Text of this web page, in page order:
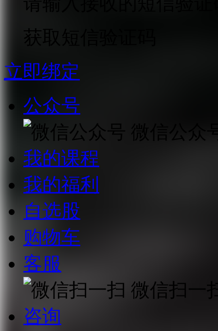
获取短信验证码
立即绑定
公众号
我的课程
我的福利
自选股
购物车
客服
微信扫一
咨询